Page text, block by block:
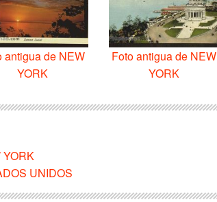
antigua de NEW
YORK
Foto antigua de NEW
YORK
YORK
UNIDOS